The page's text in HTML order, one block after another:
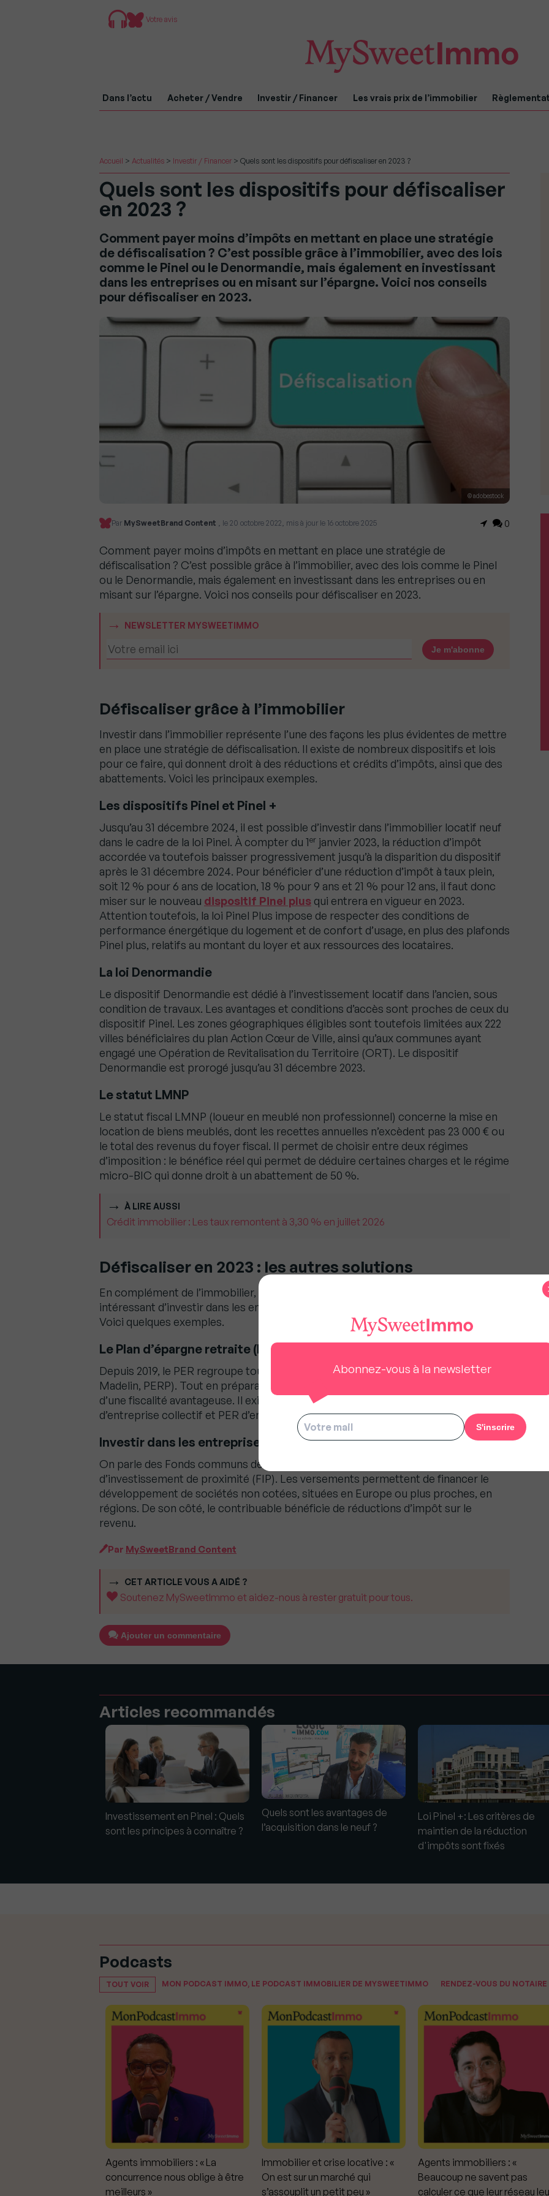
Votre avis
Dans l’actu Acheter / Vendre Investir / Financer Les vrais prix de l’immobilier
Accueil > Actualités > Investir / Financer > Quels sont les dispositifs pour défiscaliser en 2023 ?
Quels sont les dispositifs pour défiscaliser
en 2023 ?
Comment payer moins d’impôts en mettant en place une stratégie
de défiscalisation ? C’est possible grâce à l’immobilier, avec des lois
comme le Pinel ou le Denormandie, mais également en investissant
dans les entreprises ou en misant sur l’épargne. Voici nos conseils
pour défiscaliser en 2023.
© adobestock
Par MySweetBrand Content , le 20 octobre 2022, mis à jour le 16 octobre 2025 0
Comment payer moins d’impôts en mettant en place une stratégie de
défiscalisation ? C’est possible grâce à l’immobilier, avec des lois comme le Pinel
ou le Denormandie, mais également en investissant dans les entreprises ou en
misant sur l’épargne. Voici nos conseils pour défiscaliser en 2023.
NEWSLETTER MYSWEETIMMO
Défiscaliser grâce à l’immobilier
Investir dans l’immobilier représente l’une des façons les plus évidentes de mettre
en place une stratégie de défiscalisation. Il existe de nombreux dispositifs et lois
pour ce faire, qui donnent droit à des réductions et crédits d’impôts, ainsi que des
abattements. Voici les principaux exemples.
Les dispositifs Pinel et Pinel +
Jusqu’au 31 décembre 2024, il est possible d’investir dans l’immobilier locatif neuf
dans le cadre de la loi Pinel. À compter du 1er janvier 2023, la réduction d’impôt
accordée va toutefois baisser progressivement jusqu’à la disparition du dispositif
après le 31 décembre 2024. Pour bénéficier d’une réduction d’impôt à taux plein,
soit 12 % pour 6 ans de location, 18 % pour 9 ans et 21 % pour 12 ans, il faut donc
miser sur le nouveau dispositif Pinel plus qui entrera en vigueur en 2023.
Attention toutefois, la loi Pinel Plus impose de respecter des conditions de
performance énergétique du logement et de confort d’usage, en plus des plafonds
Pinel plus, relatifs au montant du loyer et aux ressources des locataires.
La loi Denormandie
Le dispositif Denormandie est dédié à l’investissement locatif dans l’ancien, sous
condition de travaux. Les avantages et conditions d’accès sont proches de ceux du
dispositif Pinel. Les zones géographiques éligibles sont toutefois limitées aux 222
villes bénéficiaires du plan Action Cœur de Ville, ainsi qu’aux communes ayant
engagé une Opération de Revitalisation du Territoire (ORT). Le dispositif
Denormandie est prorogé jusqu’au 31 décembre 2023.
Le statut LMNP
Le statut fiscal LMNP (loueur en meublé non professionnel) concerne la mise en
location de biens meublés, dont les recettes annuelles n’excèdent pas 23 000 € ou
le total des revenus du foyer fiscal. Il permet de choisir entre deux régimes
d’imposition : le bénéfice réel qui permet de déduire certaines charges et le régime
micro-BIC qui donne droit à un abattement de 50 %.
À LIRE AUSSI
Crédit immobilier : Les taux remontent à 3,30 % en juillet 2026
Défiscaliser en 2023 : les autres solutions
En complément de l’immobilier, pour diversifier ses placements, il peut être
intéressant d’investir dans les entreprises et d’épargner dans le but de défiscaliser.
Voici quelques exemples.
Le Plan d’épargne retraite (PER)
Depuis 2019, le PER regroupe tous les produits d’épargne retraite (PERCO, la loi
Madelin, PERP). Tout en préparant leur retraite, les épargnants peuvent bénéficier
d’une fiscalité avantageuse. Il existe plusieurs niveaux de PER : PER individuel, PER
d’entreprise collectif et PER d’entreprise obligatoire.
Investir dans les entreprises : FCPI et FIP
On parle des Fonds communs de placement pour l’innovation (FCPI) et des Fonds
d’investissement de proximité (FIP). Les versements permettent de financer le
développement de sociétés non cotées, situées en Europe ou plus proches, en
régions. De son côté, le contribuable bénéficie de réductions d’impôt sur le
revenu.
Par MySweetBrand Content
CET ARTICLE VOUS A AIDÉ ?
Soutenez MySweetImmo et aidez-nous à rester gratuit pour tous.
Ajouter un commentaire
Articles recommandés
Investissement en Pinel : Quels
sont les principes à connaître ?
Quels sont les avantages de
l’acquisition dans le neuf ?
Loi Pinel +: Les critères de
maintien de la réduction
d'impôts sont fixés
Podcasts
TOUT VOIR MON PODCAST IMMO, LE PODCAST IMMOBILIER DE MYSWEETIMMO RENDEZ-VOUS DU NOTAIRE
Agents immobiliers : « La
concurrence nous oblige à être
meilleurs »
Immobilier et crise locative : «
On est sur un marché qui
s’assouplit un petit peu »
Agents immobiliers : «
Beaucoup ne savent pas
calculer ce que leur réseau
Abonnez-vous à la newsletter